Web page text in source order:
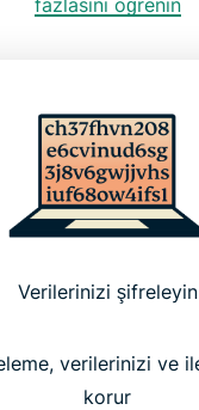
Verilerinizi şifreleyin
verilerinizi ve
korur